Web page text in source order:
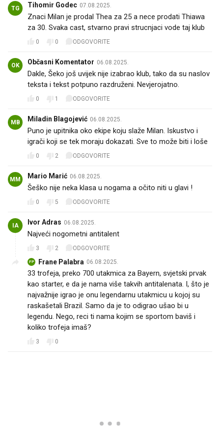
TG Tihomir Godec 07.08.2025.
Znaci Milan je prodal Thea za 25 a nece prodati Thiawa
za 30. Svaka cast, stvarno pravi strucnjaci vode taj klub
0 0 ODGOVORITE
OK Občasni Komentator 06.08.2025.
Dakle, Šeko još uvijek nije izabrao klub, tako da su naslov
teksta i tekst potpuno razdruženi. Nevjerojatno.
0 1 ODGOVORITE
MB Miladin Blagojević 06.08.2025.
Puno je upitnika oko ekipe koju slaže Milan. Iskustvo i
igrači koji se tek moraju dokazati. Sve to može biti i loše
0 2 ODGOVORITE
MM Mario Marić 06.08.2025.
Šeško nije neka klasa u nogama a očito niti u glavi !
0 5 ODGOVORITE
IA Ivor Adras 06.08.2025.
Najveći nogometni antitalent
3 2 ODGOVORITE
FP Frane Palabra 06.08.2025.
33 trofeja, preko 700 utakmica za Bayern, svjetski prvak
kao starter, e da je nama više takvih antitalenata. I, što je
najvažnije igrao je onu legendarnu utakmicu u kojoj su
raskašetali Brazil. Samo da je to odigrao ušao bi u
legendu. Nego, reci ti nama kojim se sportom baviš i
koliko trofeja imaš?
3 0